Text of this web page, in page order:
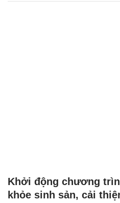
Khởi động chương
khỏe sinh sản, cải